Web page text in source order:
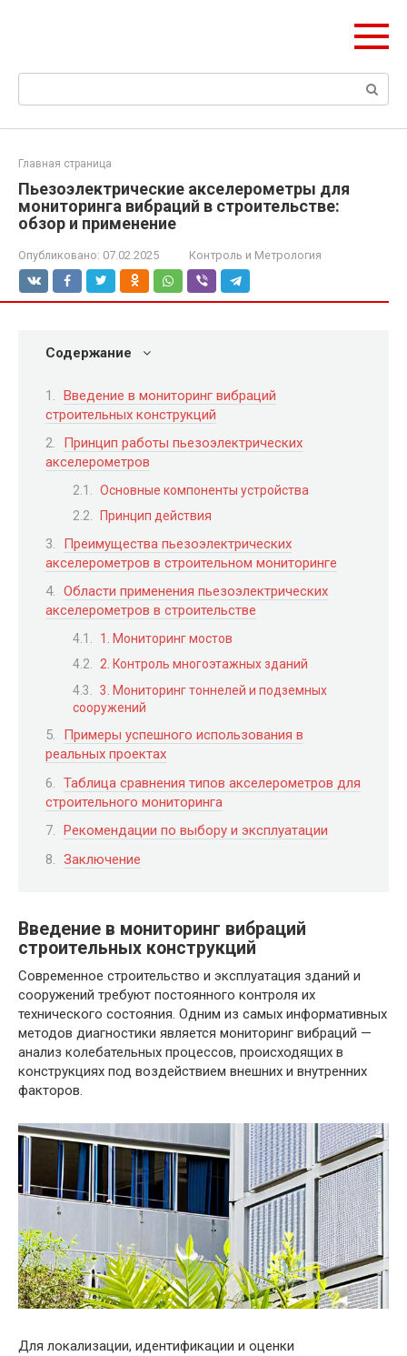
Поиск:
Главная страница
Пьезоэлектрические акселерометры для
мониторинга вибраций в строительстве:
обзор и применение
Опубликовано: 07.02.2025 Контроль и Метрология
Содержание
Введение в мониторинг вибраций
строительных конструкций
Принцип работы пьезоэлектрических
акселерометров
Основные компоненты устройства
Принцип действия
Преимущества пьезоэлектрических
акселерометров в строительном мониторинге
Области применения пьезоэлектрических
акселерометров в строительстве
1. Мониторинг мостов
2. Контроль многоэтажных зданий
3. Мониторинг тоннелей и подземных
сооружений
Примеры успешного использования в
реальных проектах
Таблица сравнения типов акселерометров для
строительного мониторинга
Рекомендации по выбору и эксплуатации
Заключение
Введение в мониторинг вибраций
строительных конструкций
Современное строительство и эксплуатация зданий и
сооружений требуют постоянного контроля их
технического состояния. Одним из самых информативных
методов диагностики является мониторинг вибраций —
анализ колебательных процессов, происходящих в
конструкциях под воздействием внешних и внутренних
факторов.
Для локализации, идентификации и оценки